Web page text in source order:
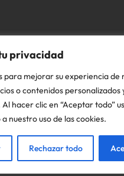
privacidad
para mejorar su experiencia de
o contenidos personalizados
hacer clic en “Aceptar todo”
nuestro uso de las cookies.
Rechazar todo
Todos los derechos